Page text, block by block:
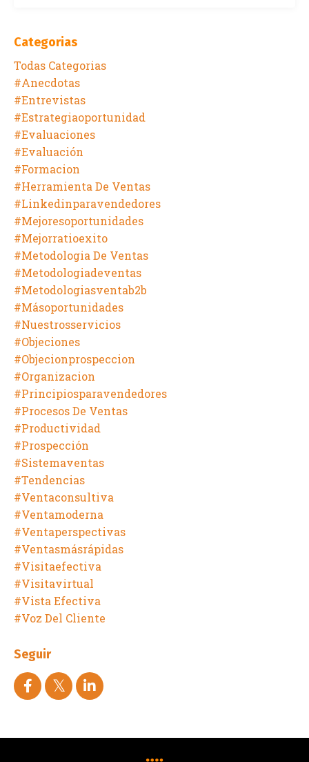
Categorias
Todas Categorias
#anecdotas
#entrevistas
#estrategiaoportunidad
#evaluaciones
#evaluación
#formacion
#herramienta De Ventas
#linkedinparavendedores
#mejoresoportunidades
#mejorratioexito
#metodologia De Ventas
#metodologiadeventas
#metodologiasventab2b
#másoportunidades
#nuestrosservicios
#objeciones
#objecionprospeccion
#organizacion
#principiosparavendedores
#procesos De Ventas
#productividad
#prospección
#sistemaventas
#tendencias
#ventaconsultiva
#ventamoderna
#ventaperspectivas
#ventasmásrápidas
#visitaefectiva
#visitavirtual
#vista Efectiva
#voz Del Cliente
Seguir